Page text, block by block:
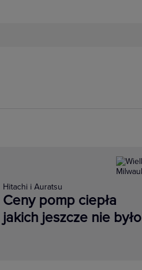
Hitachi i Auratsu
Ceny pomp ciepła
jakich jeszcze nie było